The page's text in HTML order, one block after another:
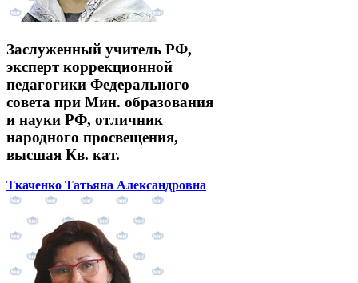
Заслуженный учитель РФ,
эксперт коррекционной
педагогики Федерального
совета при Мин. образования
и науки РФ, отличник
народного просвещения,
высшая Кв. кат.
Ткаченко Татьяна Александровна